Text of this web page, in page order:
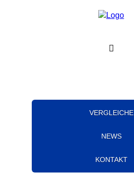
VERGLEICHE
NEWS
KONTAKT